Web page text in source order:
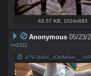
63.57 KB,1024x683
Anonymous 05/23/
>>2111